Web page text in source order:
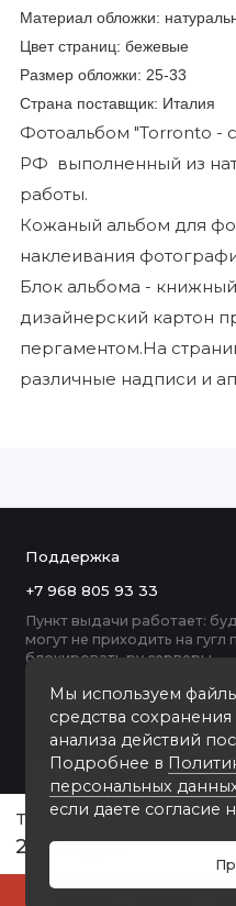
0
27000 руб
Материал обложки:
Цвет страниц: бежевые
Размер обложки: 25-33
Страна поставщик: Италия
Фотоальбом "Torronto -
РФ выполненный из
работы.
Кожаный альбом для
наклеивания
Блок альбома -
дизайнерский картон
пергаментом.На
различные надписи и
Мы используем
средства
анализа действий
Подробнее в
персональных
если даете согласие
Поддержка
+7 968 805 93 33
Пункт выдачи работает:
могут не приходить на гугл
блокировать ру серверы